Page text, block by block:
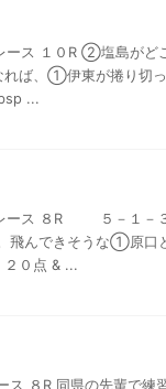
ース １０R ②塩島がど
れば、①伊東が捲り切
...
ース ８R ５－１－
飛んできそうな①原口
０点 & ...
ス ８R 同県の先輩で